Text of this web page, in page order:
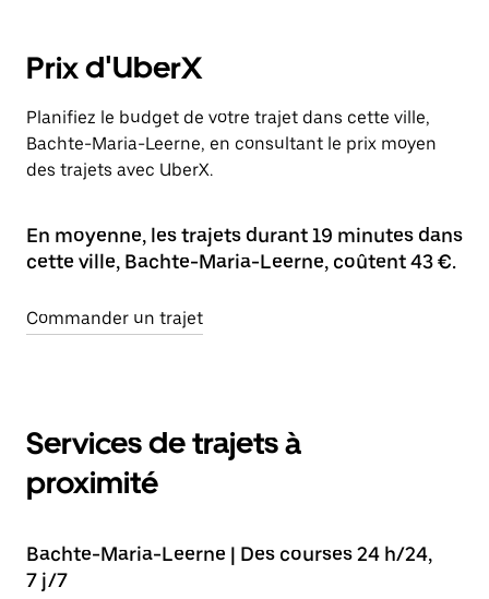
Prix d'UberX
Planifiez le budget de votre trajet dans cette ville,
Bachte-Maria-Leerne, en consultant le prix moyen
des trajets avec UberX.
En moyenne, les trajets durant 19 minutes dans
cette ville, Bachte-Maria-Leerne, coûtent 43 €.
Commander un trajet
Services de trajets à
proximité
Bachte-Maria-Leerne | Des courses 24 h/24,
7 j/7